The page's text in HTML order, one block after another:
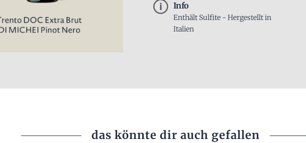
Info
Enthält Sulfite - Hergestellt in
Italien
das könnte dir auch gefallen